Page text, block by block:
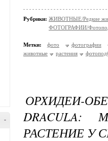
-
Рубрики: ЖИВОТНЫЕ/Редкие
ФОТОГРАФИИ/
Метки: фото
фотографии
животные
растения
ОРХИДЕИ-
РАСТЕНИЕ У